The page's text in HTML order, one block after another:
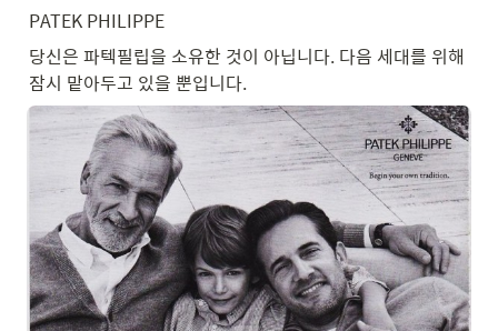
PATEK PHILIPPE
당신은 파텍필립을 소유한 것이 아닙니다. 다음 세대를 위해
잠시 맡아두고 있을 뿐입니다.